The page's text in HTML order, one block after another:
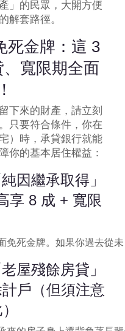
」的民眾，大開方便
解套路徑。
死金牌：這 3
寬限期全面
下來的財產，請立刻
只要符合條件，你在
）時，承貸銀行就能
你的基本居住權益：
因繼承取得」
享 8 成 + 寬限
免死金牌。如果你過去從
屋殘餘房貸」
戶（但須注意